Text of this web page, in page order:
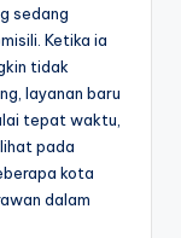
sedang
Ketika ia
tidak
layanan baru
tepat waktu,
pada
kota
dalam